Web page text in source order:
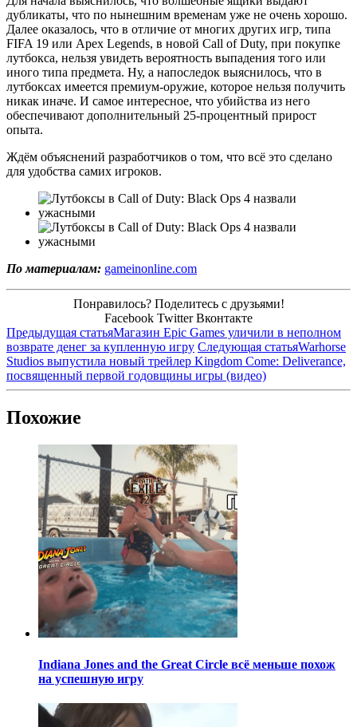
дубликаты, что по нынешним временам уже не очень хорошо.
Далее оказалось, что в отличие от многих других игр, типа
FIFA 19 или Apex Legends, в новой Call of Duty, при покупке
лутбокса, нельзя увидеть вероятность выпадения того или
иного типа предмета. Ну, а напоследок выяснилось, что в
лутбоксах имеется премиум-оружие, которое нельзя получить
никак иначе. И самое интересное, что убийства из него
обеспечивают дополнительный 25-процентный прирост
опыта.
Ждём объяснений разработчиков о том, что всё это сделано
для удобства самих игроков.
По материалам: gameinonline.com
Понравилось? Поделитесь с друзьями!
Facebook Twitter Вконтакте
Предыдущая статьяМагазин Epic Games уличили в неполном
возврате денег за купленную игру Следующая статьяWarhorse
Studios выпустила новый трейлер Kingdom Come: Deliverance,
посвященный первой годовщины игры (видео)
Похожие
Indiana Jones and the Great Circle всё меньше похож
на успешную игру